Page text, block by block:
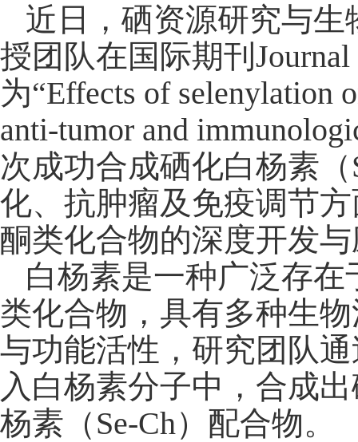
近日， 硒资源研究与生
授团队在国际期刊
为“Effects of selenylation
anti-tumor and
次成功合成硒化白杨素（
化、抗肿瘤及免疫调节
酮类化合物的深度开发
白杨素是一种广泛存
类化合物，具有多种生
与功能活性，研究团队
入白杨素分子中，合成
杨素（Se-Ch）配合物。